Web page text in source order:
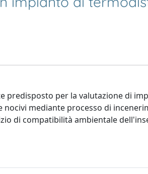
predisposto per la valutazione di
mediante processo di
di compatibilità ambientale